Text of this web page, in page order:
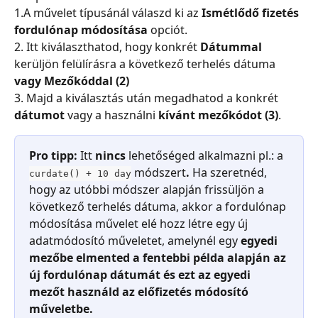
1.A művelet típusánál válaszd ki az Ismétlődő fizetés
fordulónap módosítása opciót.
2. Itt kiválaszthatod, hogy konkrét Dátummal
kerüljön felülírásra a következő terhelés dátuma
vagy Mezőkóddal (2)
3. Majd a kiválasztás után megadhatod a konkrét
dátumot vagy a használni kívánt mezőkódot (3).
Pro tipp: Itt nincs lehetőséged alkalmazni pl.: a
curdate() + 10 day módszert. Ha szeretnéd,
hogy az utóbbi módszer alapján frissüljön a
következő terhelés dátuma, akkor a fordulónap
módosítása művelet elé hozz létre egy új
adatmódosító műveletet, amelynél egy egyedi
mezőbe elmented a fentebbi példa alapján az
új fordulónap dátumát és ezt az egyedi
mezőt használd az előfizetés módosító
műveletbe.